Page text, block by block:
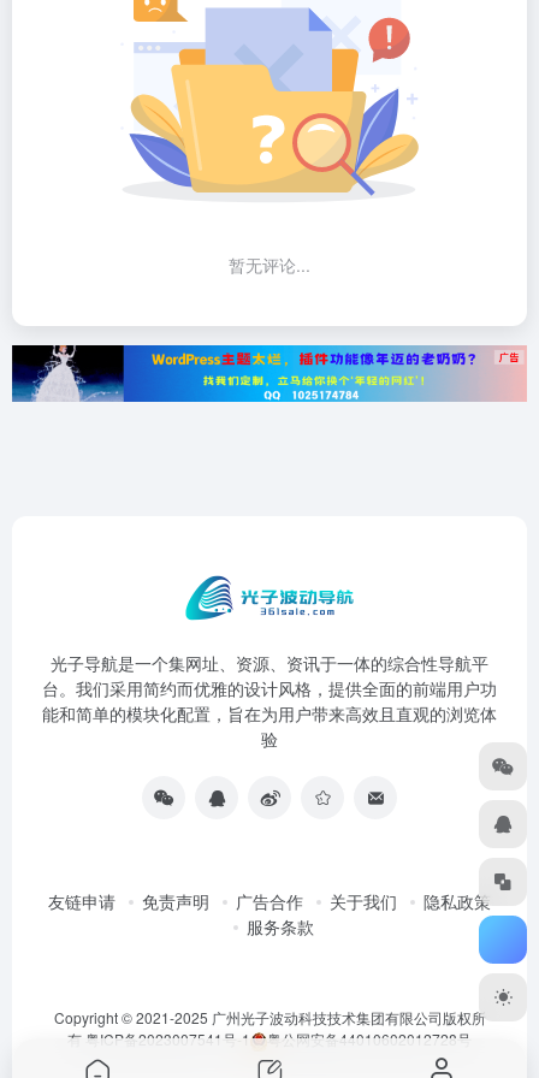
暂无评论...
光子导航是一个集网址、资源、资讯于一体的综合性导航平
台。我们采用简约而优雅的设计风格，提供全面的前端用户功
能和简单的模块化配置，旨在为用户带来高效且直观的浏览体
验
友链申请 免责声明 广告合作 关于我们
隐私政策
服务条款
Copyright © 2021-2025 广州光子波动科技技术集团有限公司版权所
有 粤ICP备2023007541号-1 粤公网安备44010602012728号